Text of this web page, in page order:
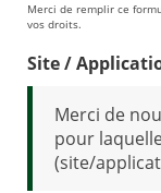
Merci de remplir ce
vos droits.
Site /
Merci de
pour
(site/